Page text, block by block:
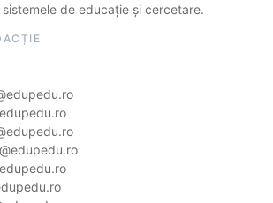
de educație și cercetare.